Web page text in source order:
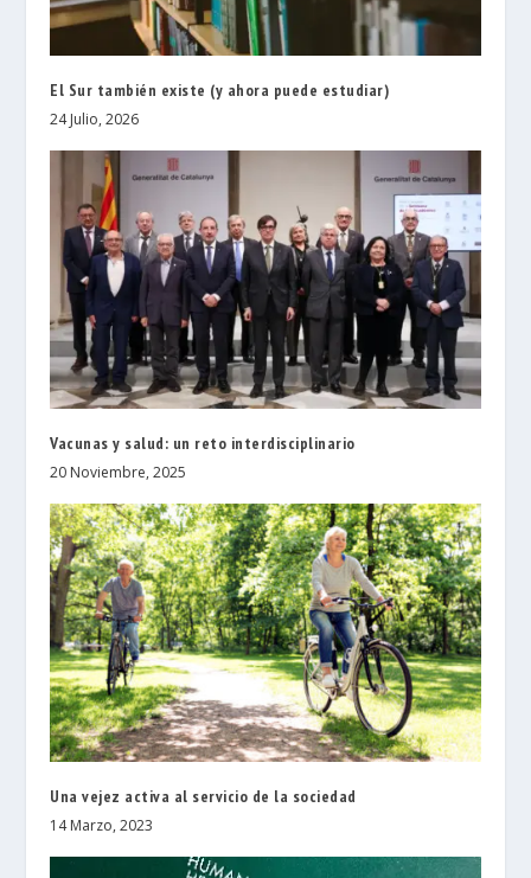
El Sur también existe (y ahora puede estudiar)
24 Julio, 2026
Vacunas y salud: un reto interdisciplinario
20 Noviembre, 2025
Una vejez activa al servicio de la sociedad
14 Marzo, 2023